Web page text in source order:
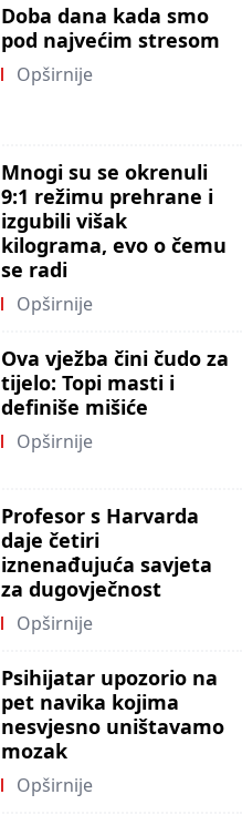
Doba dana kada smo
pod najvećim stresom
Opširnije
Mnogi su se okrenuli
9:1 režimu prehrane i
izgubili višak
kilograma, evo o čemu
se radi
Opširnije
Ova vježba čini čudo za
tijelo: Topi masti i
definiše mišiće
Opširnije
Profesor s Harvarda
daje četiri
iznenađujuća savjeta
za dugovječnost
Opširnije
Psihijatar upozorio na
pet navika kojima
nesvjesno uništavamo
mozak
Opširnije